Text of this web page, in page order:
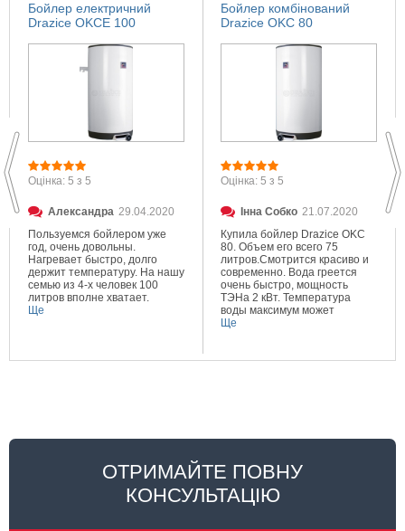
Бойлер електричний
Drazice OKCE 100
Оцінка: 5 з 5
Александра 29.04.2020
Пользуемся бойлером уже
год, очень довольны.
Нагревает быстро, долго
держит температуру. На нашу
семью из 4-х человек 100
литров вполне хватает.
Ще
Бойлер комбінований
Drazice OKC 80
Оцінка: 5 з 5
Інна Собко 21.07.2020
Купила бойлер Drazice OKC
80. Объем его всего 75
литров.Смотрится красиво и
современно. Вода греется
очень быстро, мощность
ТЭНа 2 кВт. Температура
воды максимум может
составлять 80 градусов.
Ще
ОТРИМАЙТЕ ПОВНУ
КОНСУЛЬТАЦІЮ